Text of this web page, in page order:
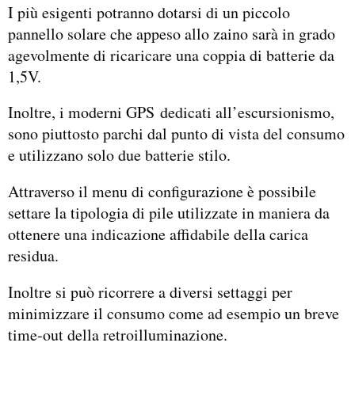
I più esigenti potranno dotarsi di un piccolo
pannello solare che appeso allo zaino sarà in grado
agevolmente di ricaricare una coppia di batterie da
1,5V.
Inoltre, i moderni GPS dedicati all’escursionismo,
sono piuttosto parchi dal punto di vista del consumo
e utilizzano solo due batterie stilo.
Attraverso il menu di configurazione è possibile
settare la tipologia di pile utilizzate in maniera da
ottenere una indicazione affidabile della carica
residua.
Inoltre si può ricorrere a diversi settaggi per
minimizzare il consumo come ad esempio un breve
time-out della retroilluminazione.